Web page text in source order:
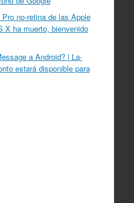
no-retina de las Apple
X ha muerto, bienvenido
a Android? | La-
estará disponible para